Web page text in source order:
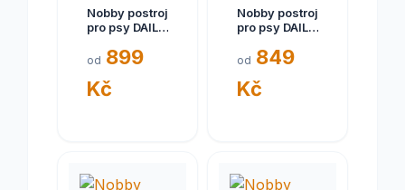
Nobby postroj
pro psy DAILY
COMFORT XL
od 899
Kč
Nobby postroj
pro psy DAILY
COMFORT L
od 849
Kč